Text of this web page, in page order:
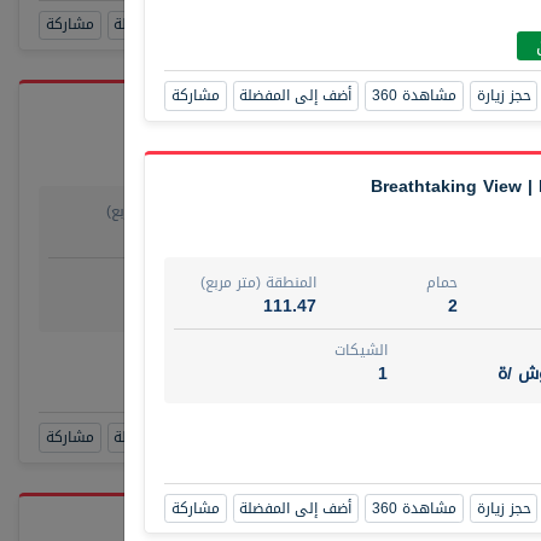
أضف إلى المفضلة مشاركة
المنطقة (متر مربع)
الشيكات
4
أتصل الأن
أضف إلى المفضلة مشاركة
حجز زيارة مشاهدة 360 أضف إلى المفضلة مشاركة
Breathtaking View
حمام
2
المنطقة (متر مربع)
111.47
/ة
الشيكات
1
حجز زيارة مشاهدة 360 أضف إلى المفضلة مشاركة